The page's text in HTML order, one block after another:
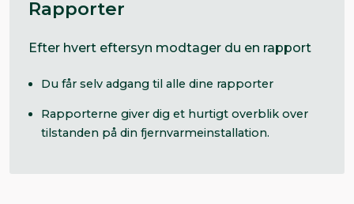
Rapporter
Efter hvert eftersyn modtager du en rapport
Du får selv adgang til alle dine rapporter
Rapporterne giver dig et hurtigt overblik over
tilstanden på din fjernvarmeinstallation.